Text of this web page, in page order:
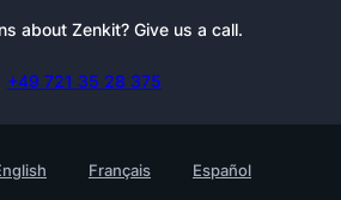
about Zenkit? Give us a call.
+49 721 35 28 375
Français Español